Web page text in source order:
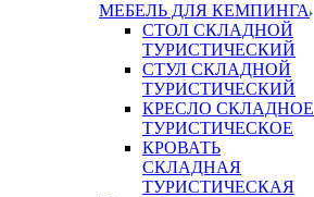
МЕБЕЛЬ ДЛЯ КЕМПИНГА
СТОЛ СКЛАДНОЙ
ТУРИСТИЧЕСКИЙ
СТУЛ СКЛАДНОЙ
ТУРИСТИЧЕСКИЙ
КРЕСЛО СКЛАДНОЕ
ТУРИСТИЧЕСКОЕ
КРОВАТЬ
СКЛАДНАЯ
ТУРИСТИЧЕСКАЯ